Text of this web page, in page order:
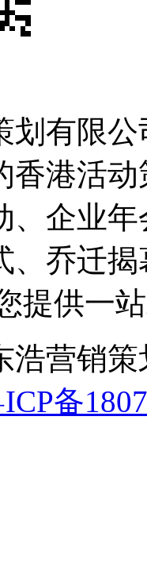
划有限
香港活
、企业
、乔迁
提供一
浩营销策
备